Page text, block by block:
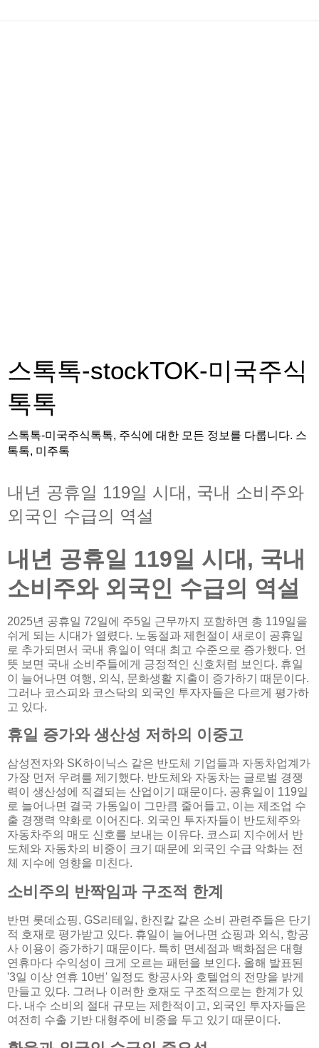
스톡톡-stockTOK-미국주식
톡톡
스톡톡-미국주식톡톡, 주식에 대한 모든 정보를 다룹니다. 스
톡톡, 미주톡
내년 공휴일 119일 시대, 국내 소비주와
외국인 수급의 역설
내년 공휴일 119일 시대, 국내
소비주와 외국인 수급의 역설
2025년 공휴일 72일에 주5일 근무까지 포함하면 총 119일을
쉬게 되는 시대가 열렸다. 노동절과 제헌절이 새로이 공휴일
로 추가되면서 국내 휴일이 역대 최고 수준으로 증가했다. 언
뜻 보면 국내 소비주들에게 긍정적인 신호처럼 보인다. 휴일
이 늘어나면 여행, 외식, 문화생활 지출이 증가하기 때문이다.
그러나 코스피와 코스닥의 외국인 투자자들은 다르게 평가하
고 있다.
휴일 증가와 생산성 저하의 이중고
삼성전자와 SK하이닉스 같은 반도체 기업들과 자동차업계가
가장 먼저 우려를 제기했다. 반도체와 자동차는 글로벌 경쟁
력이 생산성에 직결되는 산업이기 때문이다. 공휴일이 119일
로 늘어나면 결국 가동일이 그만큼 줄어들고, 이는 제조업 수
출 경쟁력 약화로 이어진다. 외국인 투자자들이 반도체주와
자동차주의 매도 신호를 보내는 이유다. 코스피 지수에서 반
도체와 자동차의 비중이 크기 때문에 외국인 수급 악화는 전
체 지수에 영향을 미친다.
소비주의 반짝임과 구조적 한계
반면 롯데쇼핑, GS리테일, 한진칼 같은 소비 관련주들은 단기
적 호재로 평가받고 있다. 휴일이 늘어나면 쇼핑과 외식, 항공
사 이용이 증가하기 때문이다. 특히 면세점과 백화점은 대형
연휴마다 수익성이 크게 오르는 패턴을 보인다. 올해 발표된
'3일 이상 연휴 10번' 일정도 항공사와 호텔업의 전망을 밝게
만들고 있다. 그러나 이러한 호재도 구조적으로는 한계가 있
다. 내수 소비의 절대 규모는 제한적이고, 외국인 투자자들은
여전히 수출 기반 대형주에 비중을 두고 있기 때문이다.